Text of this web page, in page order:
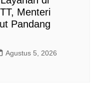
Menteri
Pandang
Agustus 5, 2026